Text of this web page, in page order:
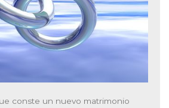
conste un nuevo matrimonio